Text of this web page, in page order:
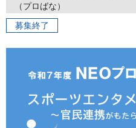
（プロばな）
募集終了